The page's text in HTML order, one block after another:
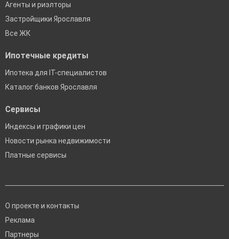
Агенты и риэлторы
Застройщики Ярославля
Все ЖК
Ипотечные кредиты
Ипотека для IT-специалистов
Каталог банков Ярославля
Сервисы
Индексы и графики цен
Новости рынка недвижимости
Платные сервисы
О проекте и контакты
Реклама
Партнеры